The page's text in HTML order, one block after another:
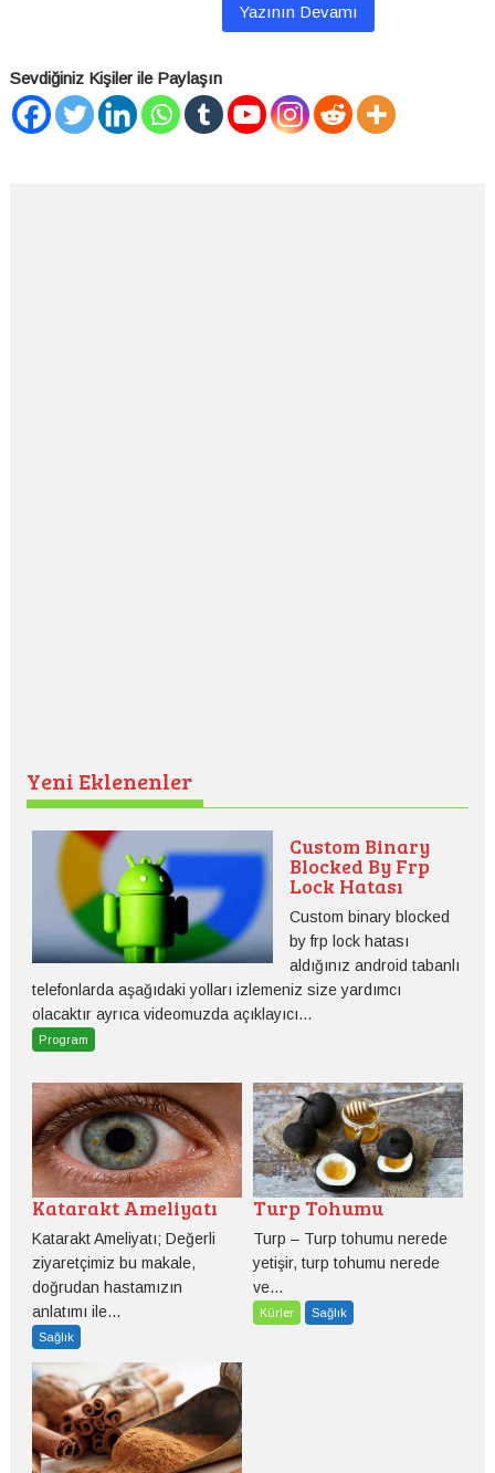
Yazının Devamı
Sevdiğiniz Kişiler ile Paylaşın
Yeni Eklenenler
Custom Binary
Blocked By Frp
Lock Hatası
Custom binary blocked
by frp lock hatası
aldığınız android tabanlı
telefonlarda aşağıdaki yolları izlemeniz size yardımcı
olacaktır ayrıca videomuzda açıklayıcı...
Program
Katarakt Ameliyatı
Katarakt Ameliyatı; Değerli
ziyaretçimiz bu makale,
doğrudan hastamızın
anlatımı ile...
Sağlık
Turp Tohumu
Turp – Turp tohumu nerede
yetişir, turp tohumu nerede
ve...
Kürler Sağlık